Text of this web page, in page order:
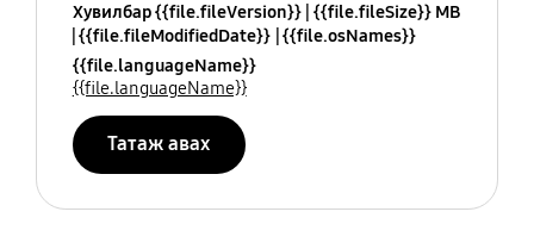
Хувилбар {{file.fileVersion}} {{file.fileSize}} MB
{{file.fileModifiedDate}} {{file.osNames}}
{{file.languageName}}
{{file.languageName}}
Татаж авах